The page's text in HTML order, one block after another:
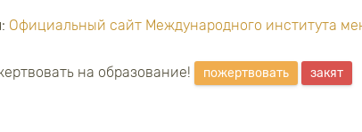
Официальный сайт Международного института
на образование! пожертвовать закят